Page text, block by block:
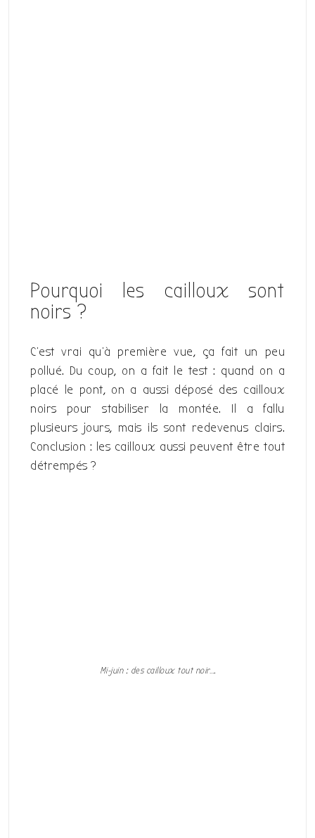
Pourquoi les cailloux sont
noirs ?
C’est vrai qu’à première vue, ça fait un peu
pollué. Du coup, on a fait le test : quand on a
placé le pont, on a aussi déposé des cailloux
noirs pour stabiliser la montée. Il a fallu
plusieurs jours, mais ils sont redevenus clairs.
Conclusion : les cailloux aussi peuvent être tout
détrempés ?
Mi-juin : des cailloux tout noir….